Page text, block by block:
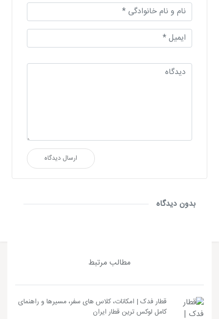
ارسال دیدگاه
بدون دیدگاه
مطالب مرتبط
قطار فدک | امکانات، کلاس های سفر، مسیرها و راهنمای
کامل لوکس ترین قطار ایران